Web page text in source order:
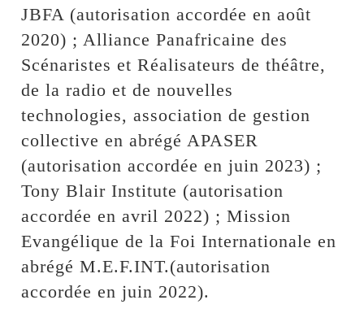
JBFA (autorisation accordée en août
2020) ; Alliance Panafricaine des
Scénaristes et Réalisateurs de théâtre,
de la radio et de nouvelles
technologies, association de gestion
collective en abrégé APASER
(autorisation accordée en juin 2023) ;
Tony Blair Institute (autorisation
accordée en avril 2022) ; Mission
Evangélique de la Foi Internationale en
abrégé M.E.F.INT.(autorisation
accordée en juin 2022).